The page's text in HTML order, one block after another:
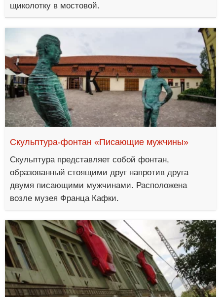
щиколотку в мостовой.
Скульптура-фонтан «Писающие мужчины»
Скульптура представляет собой фонтан,
образованный стоящими друг напротив друга
двумя писающими мужчинами. Расположена
возле музея Франца Кафки.